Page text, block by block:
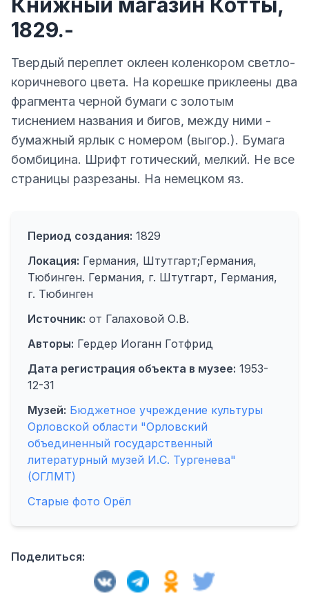
1829.-
Твердый переплет оклеен коленкором светло-
коричневого цвета. На корешке приклеены два
фрагмента черной бумаги с золотым
тиснением названия и бигов, между ними -
бумажный ярлык с номером (выгор.). Бумага
бомбицина. Шрифт готический, мелкий. Не все
страницы разрезаны. На немецком яз.
Период создания: 1829
Локация: Германия, Штутгарт;Германия,
Тюбинген. Германия, г. Штутгарт, Германия,
г. Тюбинген
Источник: от Галаховой О.В.
Авторы: Гердер Иоганн Готфрид
Дата регистрация объекта в музее: 1953-
12-31
Музей: Бюджетное учреждение культуры
Орловской области "Орловский
объединенный государственный
литературный музей И.С. Тургенева"
(ОГЛМТ)
Старые фото Орёл
Поделиться: